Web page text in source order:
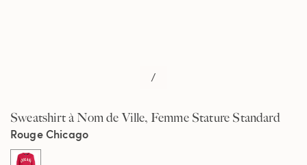
/
Sweatshirt à Nom de Ville, Femme Stature Standard
Rouge Chicago